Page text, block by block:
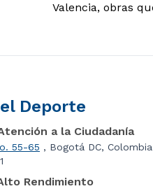
Valencia, obras
Deporte
a la Ciudadanía
55-65 , Bogotá DC, Colombia
Rendimiento